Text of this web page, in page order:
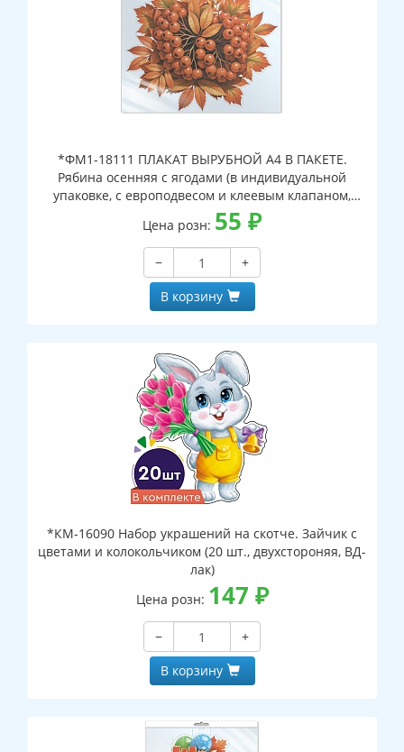
*ФМ1-18111 ПЛАКАТ ВЫРУБНОЙ А4 В ПАКЕТЕ.
Рябина осенняя с ягодами (в индивидуальной
упаковке, с европодвесом и клеевым клапаном,
двухсторонний, ВД-лак)
Цена розн: 55 ₽
−
+
В корзину
*КМ-16090 Набор украшений на скотче. Зайчик с
цветами и колокольчиком (20 шт., двухстороняя, ВД-
лак)
Цена розн: 147 ₽
−
+
В корзину